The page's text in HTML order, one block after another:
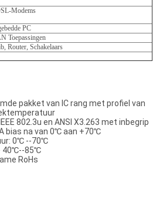
Modems
PC
Toepassingen
Router, Schakelaars
pakket van IC rang met profiel van
802.3u en ANSI X3.263 met inbegrip
bias na van 0℃ aan +70℃
0℃ --70℃
40℃--85℃
RoHs